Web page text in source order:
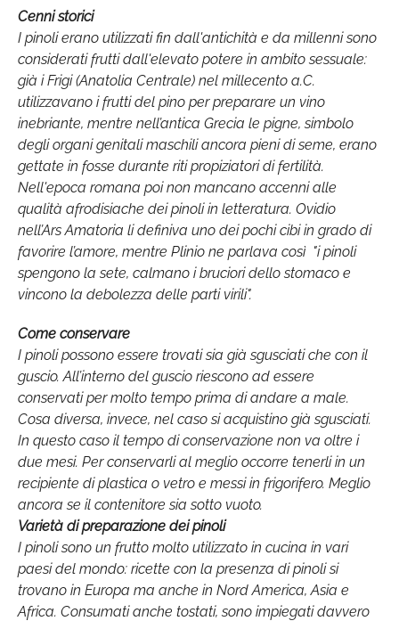
Cenni storici
I pinoli erano utilizzati fin dall'antichità e da millenni sono
considerati frutti dall'elevato potere in ambito sessuale:
già i Frigi (Anatolia Centrale) nel millecento a.C.
utilizzavano i frutti del pino per preparare un vino
inebriante, mentre nell’antica Grecia le pigne, simbolo
degli organi genitali maschili ancora pieni di seme, erano
gettate in fosse durante riti propiziatori di fertilità.
Nell'epoca romana poi non mancano accenni alle
qualità afrodisiache dei pinoli in letteratura. Ovidio
nell’Ars Amatoria li definiva uno dei pochi cibi in grado di
favorire l’amore, mentre Plinio ne parlava così "i pinoli
spengono la sete, calmano i bruciori dello stomaco e
vincono la debolezza delle parti virili".
Come conservare
I pinoli possono essere trovati sia già sgusciati che con il
guscio. All’interno del guscio riescono ad essere
conservati per molto tempo prima di andare a male.
Cosa diversa, invece, nel caso si acquistino già sgusciati.
In questo caso il tempo di conservazione non va oltre i
due mesi. Per conservarli al meglio occorre tenerli in un
recipiente di plastica o vetro e messi in frigorifero. Meglio
ancora se il contenitore sia sotto vuoto.
Varietà di preparazione dei pinoli
I pinoli sono un frutto molto utilizzato in cucina in vari
paesi del mondo: ricette con la presenza di pinoli si
trovano in Europa ma anche in Nord America, Asia e
Africa. Consumati anche tostati, sono impiegati davvero